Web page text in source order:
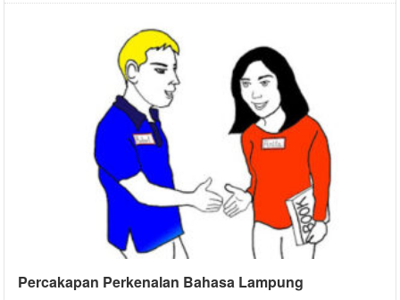
Percakapan Perkenalan Bahasa Lampung